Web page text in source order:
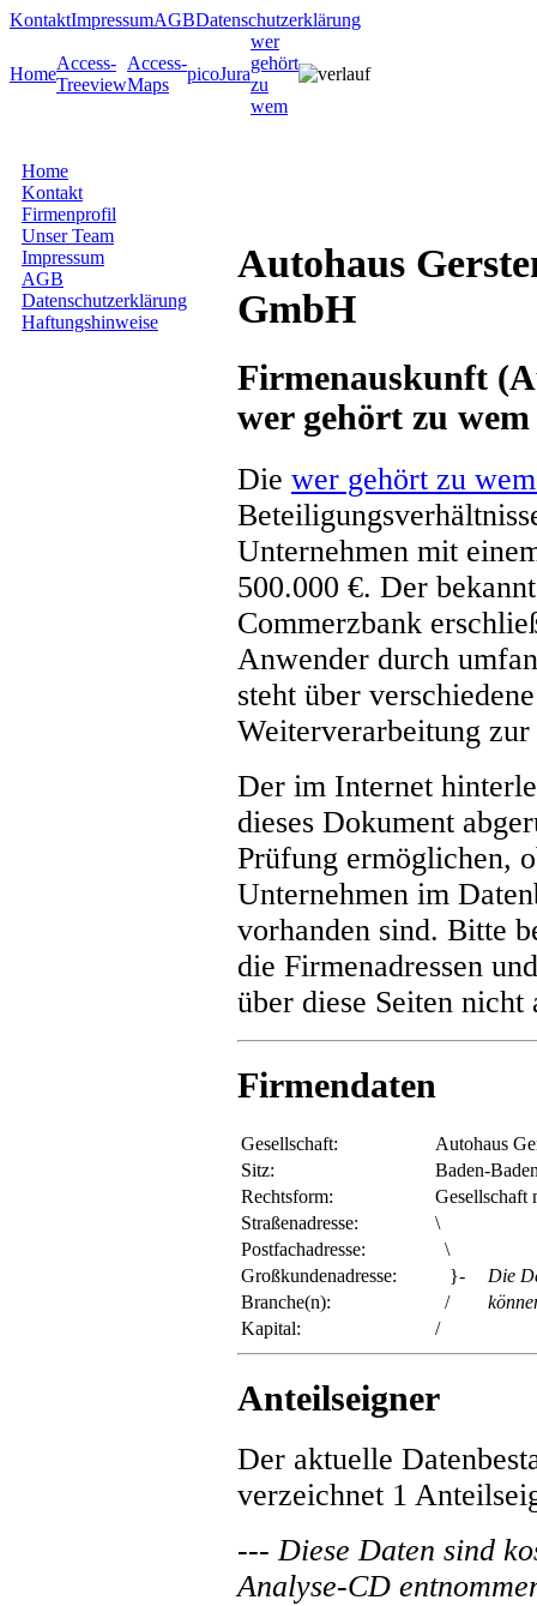
KontaktImpressumAGBDatenschutzerklärung
Home
Access-
Treeview
Access-
Maps
picoJura
wer
gehört
zu
wem
Home
Kontakt
Firmenprofil
Unser Team
Impressum
AGB
Datenschutzerklärung
Haftungshinweise
Autohaus
GmbH
Firmenauskunft
wer gehört zu
Die wer gehört zu
Unternehmen mit
500.000 €. Der
Commerzbank
Anwender durch
steht über
Weiterverarbeitung
Der im Internet
dieses Dokument
Prüfung ermöglichen,
Unternehmen im
vorhanden sind. Bitte
die Firmenadressen
über diese Seiten nicht
Firmendaten
Gesellschaft:
Autohaus
Sitz:
Baden-
Rechtsform:
Gesellschaft
Straßenadresse:
\
Postfachadresse:
\
Großkundenadresse:
}-
Die
Branche(n):
/
Kapital:
/
Anteilseigner
Der aktuelle
verzeichnet 1
--- Diese Daten sind
Analyse-CD